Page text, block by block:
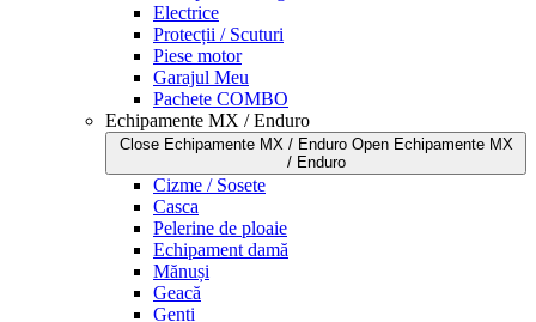
Electrice
Protecții / Scuturi
Piese motor
Garajul Meu
Pachete COMBO
Echipamente MX / Enduro
Close Echipamente MX / Enduro Open Echipamente MX
/ Enduro
Cizme / Sosete
Casca
Pelerine de ploaie
Echipament damă
Mănuși
Geacă
Genți